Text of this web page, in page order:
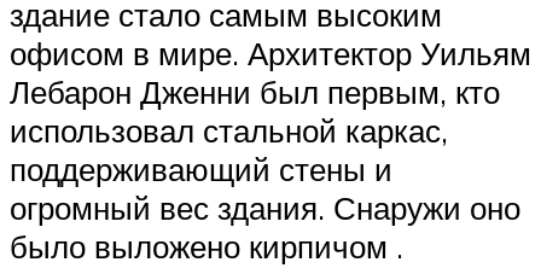
здание стало самым высоким
офисом в мире. Архитектор Уильям
Лебарон Дженни был первым, кто
использовал стальной каркас,
поддерживающий стены и
огромный вес здания. Снаружи оно
было выложено кирпичом .